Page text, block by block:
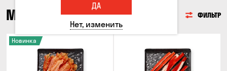
МОРЕПРОДУКТЫ ФИЛЬТР
Новинка
ДА
Нет, изменить